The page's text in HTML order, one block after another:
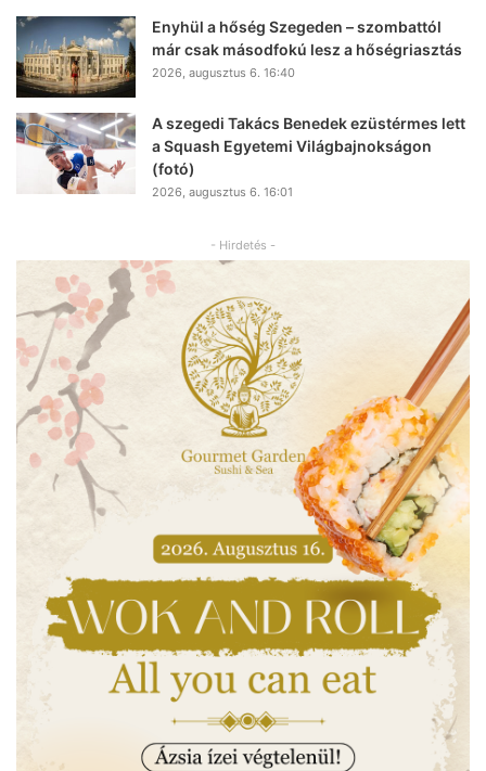
Enyhül a hőség Szegeden – szombattól
már csak másodfokú lesz a hőségriasztás
2026, augusztus 6. 16:40
A szegedi Takács Benedek ezüstérmes lett
a Squash Egyetemi Világbajnokságon
(fotó)
2026, augusztus 6. 16:01
- Hirdetés -